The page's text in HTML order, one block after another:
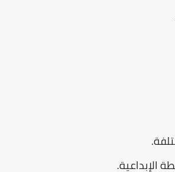
الإبداعية.